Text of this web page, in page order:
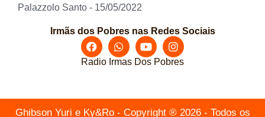
Palazzolo Santo - 15/05/2022
Irmãs dos Pobres nas Redes Sociais
Radio Irmas Dos Pobres
Ghibson Yuri e Ky&Ro - Copyright ® 2026 - Todos os